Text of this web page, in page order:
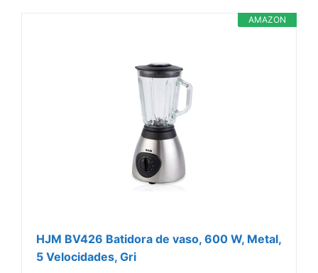
AMAZON
HJM BV426 Batidora de vaso, 600 W, Metal,
5 Velocidades, Gri